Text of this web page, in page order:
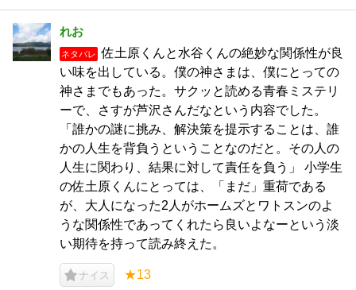
れお
ネタバレ
佐土原くんと水谷くんの絶妙な関係性が良
い味を出している。僕の神さまは、僕にとっての
神さまでもあった。サクッと読める青春ミステリ
ーで、さすが芦沢さんだなという内容でした。
「誰かの謎に挑み、解決策を提示することは、誰
かの人生を背負うということなのだと。その人の
人生に関わり、結果に対して責任を負う」 小学生
の佐土原くんにとっては、「まだ」重荷である
が、大人になった2人がホームズとワトスンのよ
うな関係性であってくれたら良いよなーという淡
い期待を持って読み終えた。
ナイス ★13